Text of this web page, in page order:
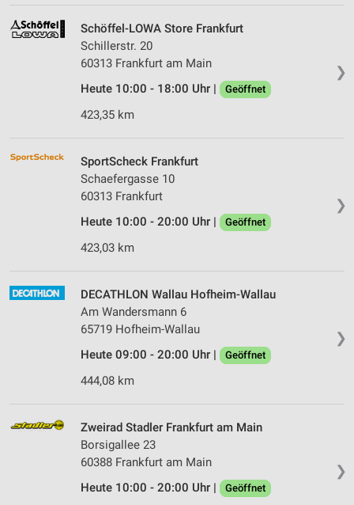
❯
Schöffel-LOWA Store Frankfurt
Schillerstr. 20
60313 Frankfurt am Main
Heute 10:00 - 18:00 Uhr |
Geöffnet
423,35 km
❯
SportScheck Frankfurt
Schaefergasse 10
60313 Frankfurt
Heute 10:00 - 20:00 Uhr |
Geöffnet
423,03 km
❯
DECATHLON Wallau Hofheim-Wallau
Am Wandersmann 6
65719 Hofheim-Wallau
Heute 09:00 - 20:00 Uhr |
Geöffnet
444,08 km
❯
Zweirad Stadler Frankfurt am Main
Borsigallee 23
60388 Frankfurt am Main
Heute 10:00 - 20:00 Uhr |
Geöffnet